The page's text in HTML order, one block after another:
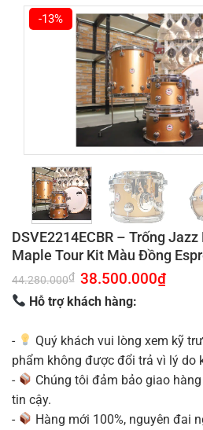
-13%
DSVE2214ECBR – Trống
Maple Tour Kit Màu Đồng
44.280.000₫ Giá
gốc
là:
44.280.000₫.
38.500.000₫Giá
Hỗ trợ khách hàng:
-
Quý khách vui lòng xem kỹ
phẩm không được đổi trả vì lý do
-
Chúng tôi đảm bảo giao
tin cậy.
-
Hàng mới 100%, nguyên đai